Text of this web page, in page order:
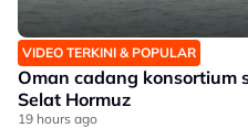
VIDEO TERKINI & POPULAR
Oman cadang konsortium
Selat Hormuz
19 hours ago